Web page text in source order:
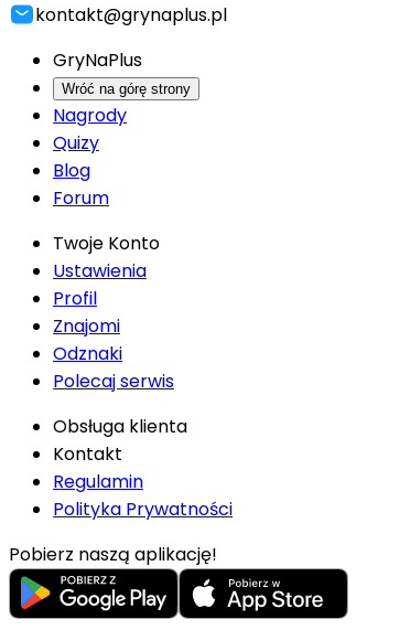
kontakt@grynaplus.pl
GryNaPlus
Wróć na górę strony
Nagrody
Quizy
Blog
Forum
Twoje Konto
Ustawienia
Profil
Znajomi
Odznaki
Polecaj serwis
Obsługa klienta
Kontakt
Regulamin
Polityka Prywatności
Pobierz naszą aplikację!